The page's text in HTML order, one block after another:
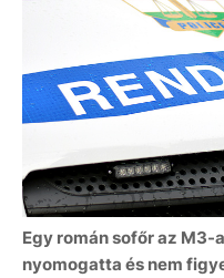
Egy román sofőr az
nyomogatta és nem